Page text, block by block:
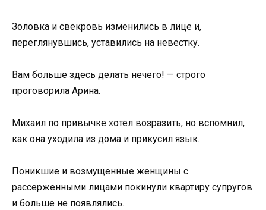
Золовка и свекровь изменились в лице и,
переглянувшись, уставились на невестку.
Вам больше здесь делать нечего! — строго
проговорила Арина.
Михаил по привычке хотел возразить, но вспомнил,
как она уходила из дома и прикусил язык.
Поникшие и возмущенные женщины с
рассерженными лицами покинули квартиру супругов
и больше не появлялись.